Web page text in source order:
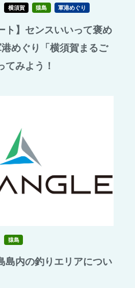
横須賀 猿島 軍港めぐり
ト】センスいいって褒め
めぐり「横須賀まるご
てみよう！
猿島
島内の釣りエリアについ